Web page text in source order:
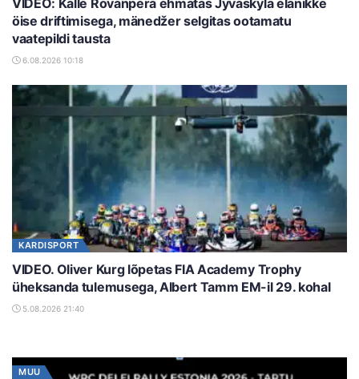
VIDEO: Kalle Rovanperä ehmatas Jyväskylä elanikke
öise driftimisega, mänedžer selgitas ootamatu
vaatepildi tausta
6.08.2026 10:18
KARDISPORT
VIDEO. Oliver Kurg lõpetas FIA Academy Trophy
üheksanda tulemusega, Albert Tamm EM-il 29. kohal
5.08.2026 21:40
MUU